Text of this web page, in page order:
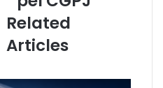
o
n
e
l
Related
Articles